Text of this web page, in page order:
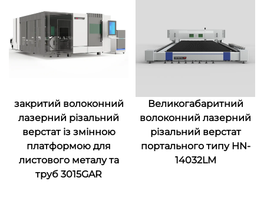
закритий волоконний
лазерний різальний
верстат із змінною
платформою для
листового металу та
труб 3015GAR
Великогабаритний
волоконний лазерний
різальний верстат
портального типу HN-
14032LM